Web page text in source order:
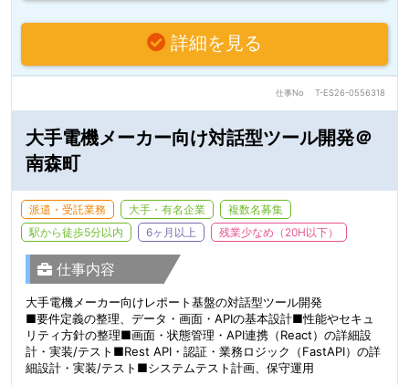
詳細を見る
仕事No T-ES26-0556318
大手電機メーカー向け対話型ツール開発＠
南森町
派遣・受託業務 大手・有名企業
複数名募集
駅から徒歩5分以内
6ヶ月以上 残業少なめ（20H以下）
仕事内容
大手電機メーカー向けレポート基盤の対話型ツール開発
■要件定義の整理、データ・画面・APIの基本設計■性能やセキュ
リティ方針の整理■画面・状態管理・API連携（React）の詳細設
計・実装/テスト■Rest API・認証・業務ロジック（FastAPI）の詳
細設計・実装/テスト■システムテスト計画、保守運用